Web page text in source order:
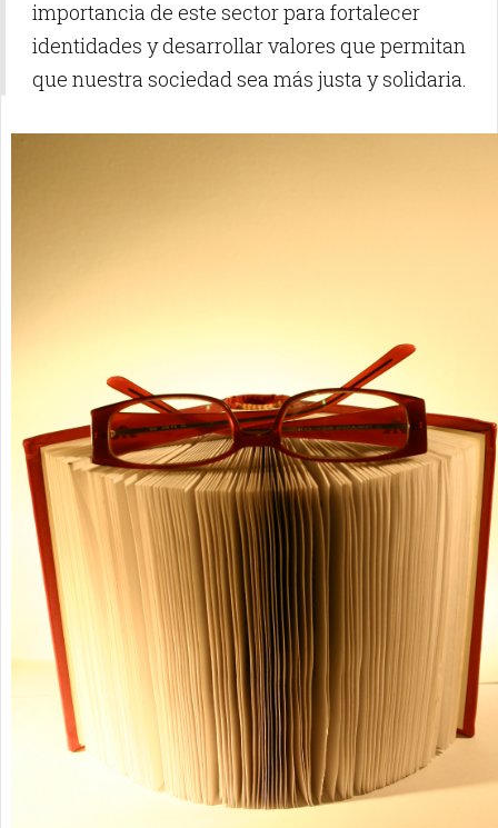
importancia de este sector para fortalecer
identidades y desarrollar valores que permitan
que nuestra sociedad sea más justa y solidaria.